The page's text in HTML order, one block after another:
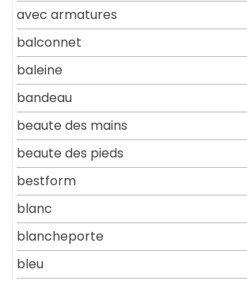
avec armatures
balconnet
baleine
bandeau
beaute des mains
beaute des pieds
bestform
blanc
blancheporte
bleu